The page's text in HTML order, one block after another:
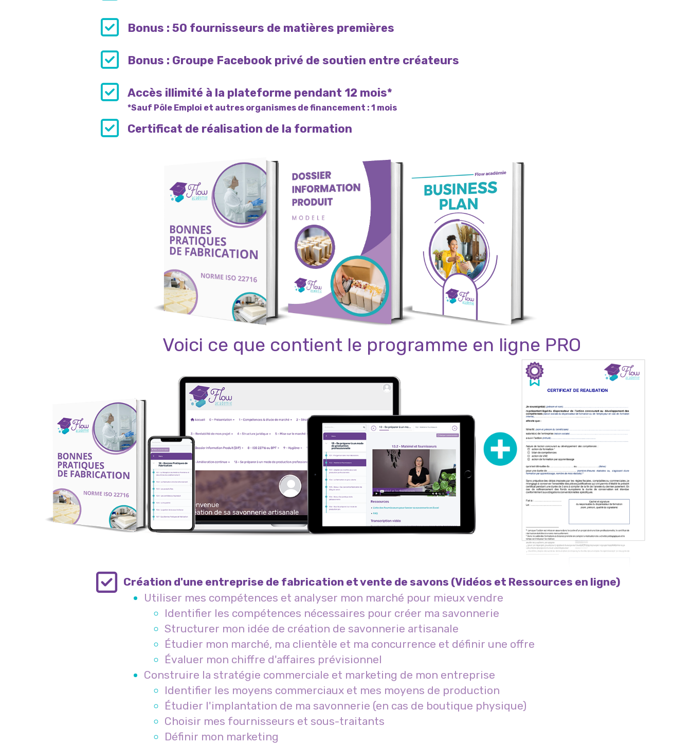
Bonus : 50 fournisseurs de matières premières
Bonus : Groupe Facebook privé de soutien entre créateurs
Accès illimité à la plateforme pendant 12 mois*
*Sauf Pôle Emploi et autres organismes de financement : 1 mois
Certificat de réalisation de la formation
Voici ce que contient le programme en ligne PRO
Création d'une entreprise de fabrication et vente de savons (Vidéos et Ressources en ligne)
Utiliser mes compétences et analyser mon marché pour mieux vendre
Identifier les compétences nécessaires pour créer ma savonnerie
Structurer mon idée de création de savonnerie artisanale
Étudier mon marché, ma clientèle et ma concurrence et définir une offre
Évaluer mon chiffre d'affaires prévisionnel
Construire la stratégie commerciale et marketing de mon entreprise
Identifier les moyens commerciaux et mes moyens de production
Étudier l'implantation de ma savonnerie (en cas de boutique physique)
Choisir mes fournisseurs et sous-traitants
Définir mon marketing